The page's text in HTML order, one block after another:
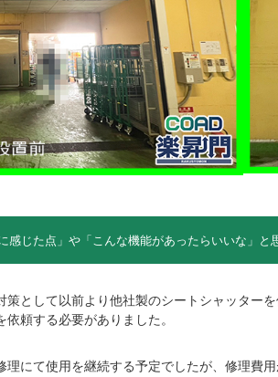
じた点」や「こんな機能があったらいいな」と
策として以前より他社製のシートシャッター
頼する必要がありました。
理にて使用を継続する予定でしたが、修理費